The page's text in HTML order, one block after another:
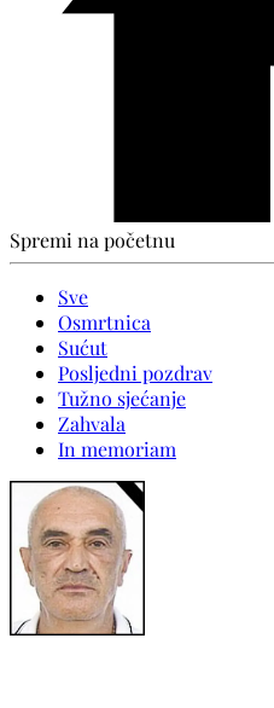
Spremi na početnu
Sve
Osmrtnica
Sućut
Posljedni pozdrav
Tužno sjećanje
Zahvala
In memoriam